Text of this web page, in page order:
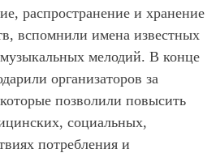
распространение и хранение
вспомнили имена известных
мелодий. В конце
организаторов за
позволили повысить
социальных,
потребления и